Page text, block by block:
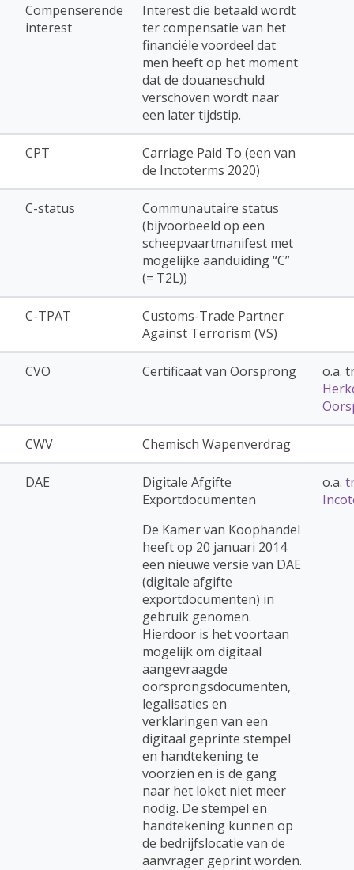
Compenserende
interest
Interest die betaald wordt
ter compensatie van het
financiële voordeel dat
men heeft op het moment
dat de douaneschuld
verschoven wordt naar
een later tijdstip.
CPT
Carriage Paid To (een van
de Inctoterms 2020)
C-status
Communautaire status
(bijvoorbeeld op een
scheepvaartmanifest met
mogelijke aanduiding “C”
(= T2L))
C-TPAT
Customs-Trade Partner
Against Terrorism (VS)
CVO Certificaat van Oorsprong
o.a.
CWV Chemisch Wapenverdrag
DAE
Digitale Afgifte
Exportdocumenten
De Kamer van Koophandel
heeft op 20 januari 2014
een nieuwe versie van DAE
(digitale afgifte
exportdocumenten) in
gebruik genomen.
Hierdoor is het voortaan
mogelijk om digitaal
aangevraagde
oorsprongsdocumenten,
legalisaties en
verklaringen van een
digitaal geprinte stempel
en handtekening te
voorzien en is de gang
naar het loket niet meer
nodig. De stempel en
handtekening kunnen op
de bedrijfslocatie van de
aanvrager geprint worden.
o.a.